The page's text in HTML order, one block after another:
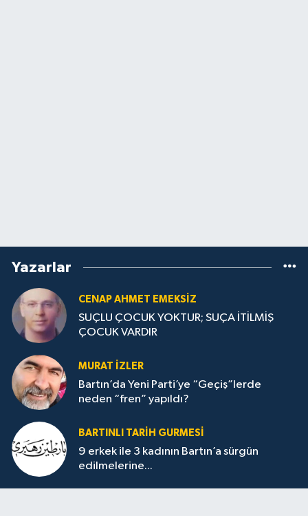
Yazarlar
CENAP AHMET EMEKSİZ
SUÇLU ÇOCUK YOKTUR; SUÇA İTİLMİŞ
ÇOCUK VARDIR
MURAT İZLER
Bartın’da Yeni Parti’ye “Geçiş”lerde
neden “fren” yapıldı?
BARTINLI TARIH GURMESI
9 erkek ile 3 kadının Bartın’a sürgün
edilmelerine...